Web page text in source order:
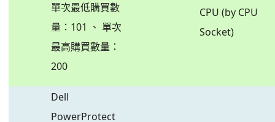
單次最低購買數
量：101 、 單次
最高購買數量：
200
CPU (by CPU
Socket)
Dell
PowerProtect